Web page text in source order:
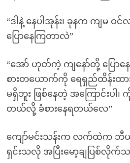
“ဒါနဲ့ နေပါအုန်း၊ ခုနက ကျမ
ပြောနေကြတာလဲ”
“အော် ဟုတ်ကဲ့ ကျနော်တို့ ပြောနေ
စားတယောက်ကို ရေရှည်ထိန်းထာ
မရှိဘူး ဖြစ်နေတဲ့ အကြောင်းပ
တယ်လို့ ခံစားနေရတယ်လေ”
ကျော်မင်းသန်းက လက်ထဲက
ရှင်းသလို အပြီးမော့ချပြစ်လိုက်